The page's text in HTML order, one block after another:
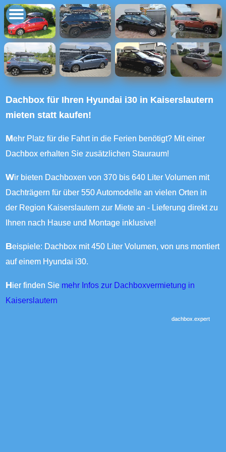
Dachbox für Ihren Hyundai i30 in Kaiserslautern
mieten statt kaufen!
Mehr Platz für die Fahrt in die Ferien benötigt? Mit einer
Dachbox erhalten Sie zusätzlichen Stauraum!
Wir bieten Dachboxen von 370 bis 640 Liter Volumen mit
Dachträgern für über 550 Automodelle an vielen Orten in
der Region Kaiserslautern zur Miete an - Lieferung direkt zu
Ihnen nach Hause und Montage inklusive!
Beispiele: Dachbox mit 450 Liter Volumen, von uns montiert
auf einem Hyundai i30.
Hier finden Sie mehr Infos zur Dachboxvermietung in
Kaiserslautern
dachbox.expert